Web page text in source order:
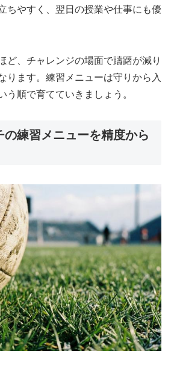
ちやすく、翌日の授業や仕事にも優
ど、チャレンジの場面で躊躇が減り
ります。練習メニューは守りから入
う順で育てていきましょう。
の練習メニューを精度から